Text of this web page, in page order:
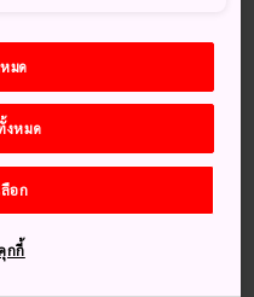
กไม้ไฟขนาดใหญ่ในฤดูร้อน
ครองราชย์ครบ 50 ปีของ
มด
งหมด
อก
กกี้